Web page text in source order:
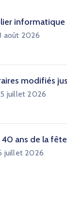
informatique
août 2026
modifiés
juillet 2026
40 ans de la
juillet 2026